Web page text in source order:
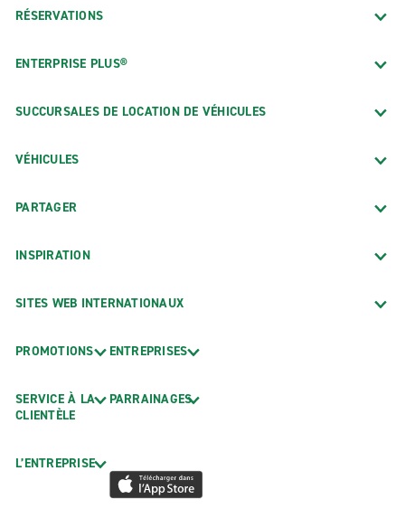
RÉSERVATIONS
ENTERPRISE PLUS®
SUCCURSALES DE LOCATION DE VÉHICULES
VÉHICULES
PARTAGER
INSPIRATION
SITES WEB INTERNATIONAUX
PROMOTIONS
SERVICE À LA
CLIENTÈLE
L’ENTREPRISE
ENTREPRISES
PARRAINAGES